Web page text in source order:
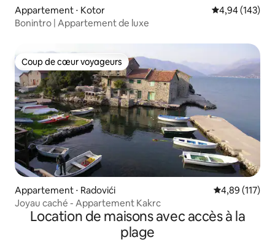
Appartement ⋅ Kotor Évaluation
4,94 (143)
Bonintro | Appartement de luxe
Coup de cœur voyageurs
Coup de cœur voyageurs
Appartement ⋅ Radovići Évaluation
4,89 (117)
Joyau caché - Appartement Kakrc
Location de maisons avec accès à la
plage